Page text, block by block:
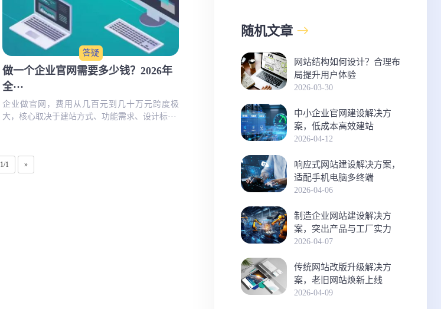
答疑
做一个企业官网需要多少钱？2026年
全···
企业做官网，费用从几百元到几十万元跨度极
大，核心取决于建站方式、功能需求、设计标···
1/1 »
随机文章
网站结构如何设计？合理布
局提升用户体验
2026-03-30
中小企业官网建设解决方
案，低成本高效建站
2026-04-12
响应式网站建设解决方案，
适配手机电脑多终端
2026-04-06
制造企业网站建设解决方
案，突出产品与工厂实力
2026-04-07
传统网站改版升级解决方
案，老旧网站焕新上线
2026-04-09